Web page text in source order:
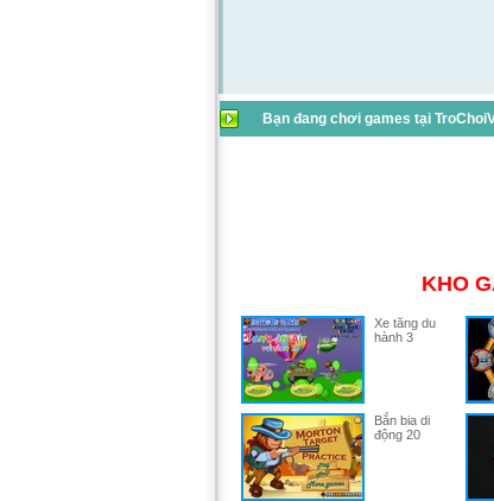
Bạn đang chơi games tại
KHO
Xe tăng du
hành 3
Bắn bia di
động 20